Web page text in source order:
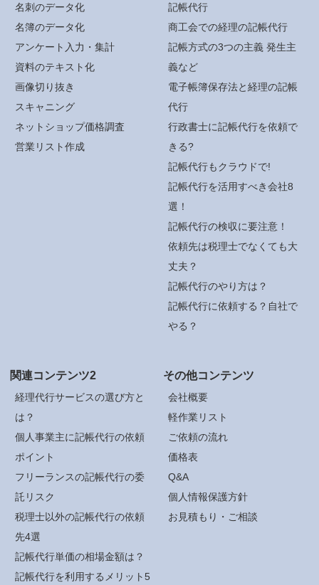
名刺のデータ化
名簿のデータ化
アンケート入力・集計
資料のテキスト化
画像切り抜き
スキャニング
ネットショップ価格調査
営業リスト作成
記帳代行
商工会での経理の記帳代行
記帳方式の3つの主義 発生主
義など
電子帳簿保存法と経理の記帳
代行
行政書士に記帳代行を依頼で
きる?
記帳代行もクラウドで!
記帳代行を活用すべき会社8
選！
記帳代行の検収に要注意！
依頼先は税理士でなくても大
丈夫？
記帳代行のやり方は？
記帳代行に依頼する？自社で
やる？
関連コンテンツ2
経理代行サービスの選び方と
は？
個人事業主に記帳代行の依頼
ポイント
フリーランスの記帳代行の委
託リスク
税理士以外の記帳代行の依頼
先4選
記帳代行単価の相場金額は？
記帳代行を利用するメリット5
その他コンテンツ
会社概要
軽作業リスト
ご依頼の流れ
価格表
Q&A
個人情報保護方針
お見積もり・ご相談